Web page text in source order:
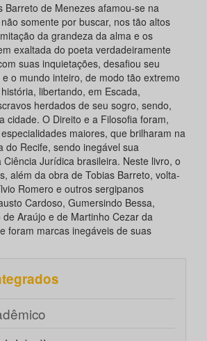
Barreto de Menezes afamou-se na
somente por buscar, nos tão altos
da grandeza da alma e os
exaltada do poeta verdadeiramente
suas inquietações, desafiou seu
o mundo inteiro, de modo tão extremo
libertando, em Escada,
herdados de seu sogro, sendo,
cidade. O Direito e a Filosofia foram,
maiores, que brilharam na
do Recife, sendo inegável sua
Jurídica brasileira. Neste livro, o
além da obra de Tobias Barreto, volta-
Romero e outros sergipanos
Cardoso, Gumersindo Bessa,
Araújo e de Martinho Cezar da
foram marcas inegáveis de suas